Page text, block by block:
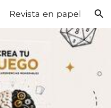
Revista en papel